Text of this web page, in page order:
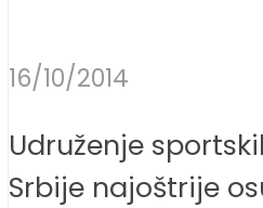
16/10/2014
Udruženje
Srbije najoštrije